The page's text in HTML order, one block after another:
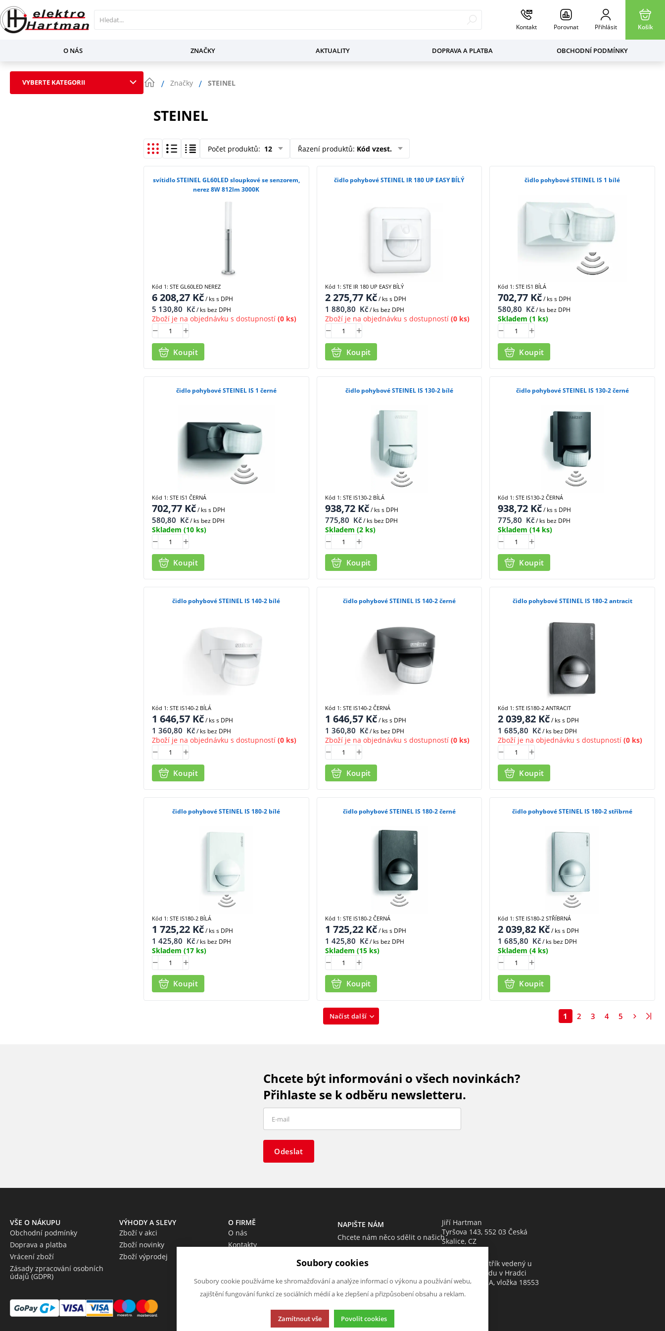
Kontakt Porovnat Přihlásit Košík
O NÁS ZNAČKY AKTUALITY DOPRAVA A PLATBA OBCHODNÍ PODMÍNKY
VYBERTE KATEGORII Značky STEINEL
STEINEL
Počet produktů: 12 Řazení produktů: Kód vzest.
svítidlo STEINEL GL60LED sloupkové se senzorem,
nerez 8W 812lm 3000K
6 208,27 Kč/ kss DPH
5 130,80 Kč/ ks bez DPH
Zboží je na objednávku s dostupností (0 ks)
Koupit
Kód 1: STE GL60LED NEREZ
čidlo pohybové STEINEL IR 180 UP EASY BÍLÝ
2 275,77Kč/ kss DPH
1 880,80 Kč/ ks bez DPH
Zboží je na objednávku s dostupností(0 ks)
Koupit
Kód 1: STE IR 180 UP EASY BÍLÝ
čidlo pohybové STEINEL IS 1 bílé
702,77 Kč/ kss DPH
580,80 Kč/ ks bez DPH
Skladem (1 ks)
Koupit
Kód 1: STE IS1 BÍLÁ
čidlo pohybové STEINEL IS 1 černé
702,77 Kč/ kss DPH
580,80 Kč/ ks bez DPH
Skladem (10 ks)
Koupit
Kód 1: STE IS1 ČERNÁ
čidlo pohybové STEINEL IS 130-2 bílé
938,72Kč/ kss DPH
775,80 Kč/ ks bez DPH
Skladem (2 ks)
Koupit
Kód 1: STE IS130-2 BÍLÁ
čidlo pohybové STEINEL IS 130-2 černé
938,72 Kč/ kss DPH
775,80 Kč/ ks bez DPH
Skladem (14 ks)
Koupit
Kód 1: STE IS130-2 ČERNÁ
čidlo pohybové STEINEL IS 140-2 bílé
1 646,57 Kč/ kss DPH
1 360,80 Kč/ ks bez DPH
Zboží je na objednávku s dostupností (0 ks)
Koupit
Kód 1: STE IS140-2 BÍLÁ
čidlo pohybové STEINEL IS 140-2 černé
1 646,57Kč/ kss DPH
1 360,80 Kč/ ks bez DPH
Zboží je na objednávku s dostupností(0 ks)
Koupit
Kód 1: STE IS140-2 ČERNÁ
čidlo pohybové STEINEL IS 180-2 antracit
2 039,82 Kč/ kss DPH
1 685,80 Kč/ ks bez DPH
Zboží je na objednávku s dostupností (0 ks)
Koupit
Kód 1: STE IS180-2 ANTRACIT
čidlo pohybové STEINEL IS 180-2 bílé
1 725,22 Kč/ kss DPH
1 425,80 Kč/ ks bez DPH
Skladem (17 ks)
Koupit
Kód 1: STE IS180-2 BÍLÁ
čidlo pohybové STEINEL IS 180-2 černé
1 725,22Kč/ kss DPH
1 425,80 Kč/ ks bez DPH
Skladem (15 ks)
Koupit
Kód 1: STE IS180-2 ČERNÁ
čidlo pohybové STEINEL IS 180-2 stříbrné
2 039,82 Kč/ kss DPH
1 685,80 Kč/ ks bez DPH
Skladem (4 ks)
Koupit
Kód 1: STE IS180-2 STŘÍBRNÁ
Načíst další 1 2 3 4 5
Chcete být informováni o všech novinkách?
Přihlaste se k odběru newsletteru.
Odeslat
VŠE O NÁKUPU
Obchodní podmínky
Doprava a platba
Vrácení zboží
Zásady zpracování osobních
údajů (GDPR)
VÝHODY A SLEVY
Zboží v akci
Zboží novinky
Zboží výprodej
O FIRMĚ
O nás
Kontakty
NAPIŠTE NÁM
Chcete nám něco sdělit o našich
Neváhejte napsat.
Chci napsat zprávu
Jiří Hartman
Tyršova 143, 552 03 Česká
Skalice, CZ
Obchodní rejstřík vedený u
Krajského soudu v Hradci
Králové, oddíl A, vložka 18553
Soubory cookies
Soubory cookie používáme ke shromažďování a analýze informací o výkonu a používání webu,
zajištění fungování funkcí ze sociálních médií a ke zlepšení a přizpůsobení obsahu a reklam.
Zamítnout vše Povolit cookies